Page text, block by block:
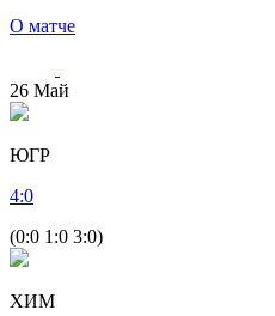
О матче
26 Май
ЮГР
4:0
(0:0 1:0 3:0)
ХИМ